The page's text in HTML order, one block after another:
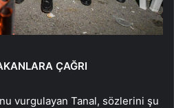
ÇAĞRI
vurgulayan Tanal, sözlerini şu